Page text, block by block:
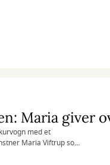
med et
Maria Viftrup som